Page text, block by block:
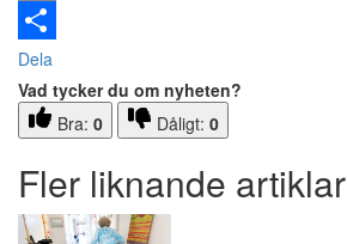
Email
Dela
Vad tycker du om nyheten?
Bra: 0 Dåligt: 0
Fler liknande artiklar